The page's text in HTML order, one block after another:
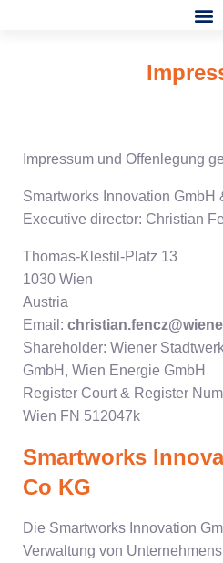
Impressum und Offenlegung
Smartworks Innovation GmbH
Executive director: Christian
Thomas-Klestil-Platz 13
1030 Wien
Austria
Email:
Shareholder: Wiener
GmbH, Wien Energie GmbH
Register Court & Register
Wien FN 512047k
Smartworks
Co KG
Die Smartworks Innovation
Verwaltung von